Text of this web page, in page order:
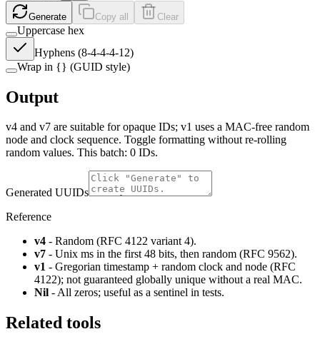
Generate Copy all Clear
Uppercase hex
Hyphens (8-4-4-4-12)
Wrap in {} (GUID style)
Output
v4 and v7 are suitable for opaque IDs; v1 uses a MAC-free random
node and clock sequence. Toggle formatting without re-rolling
random values. This batch: 0 IDs.
Generated UUIDs
Reference
v4 - Random (RFC 4122 variant 4).
v7 - Unix ms in the first 48 bits, then random (RFC 9562).
v1 - Gregorian timestamp + random clock and node (RFC
4122); not guaranteed globally unique without a real MAC.
Nil - All zeros; useful as a sentinel in tests.
Related tools